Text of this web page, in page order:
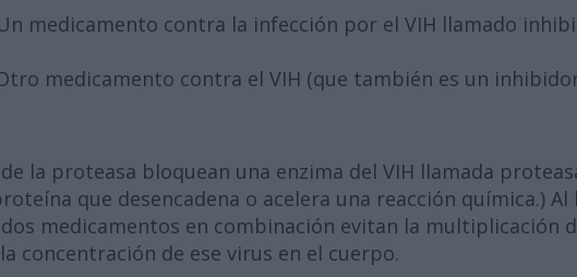
medicamento contra la infección por el VIH llamado
medicamento contra el VIH (que también es un
la proteasa bloquean una enzima del VIH llamada
que desencadena o acelera una reacción química.)
medicamentos en combinación evitan la multiplicación
concentración de ese virus en el cuerpo.